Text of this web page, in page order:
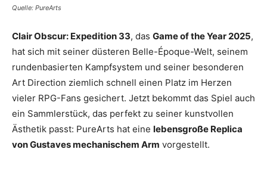
Quelle: PureArts
Clair Obscur: Expedition 33, das Game of the Year 2025,
hat sich mit seiner düsteren Belle-Époque-Welt, seinem
rundenbasierten Kampfsystem und seiner besonderen
Art Direction ziemlich schnell einen Platz im Herzen
vieler RPG-Fans gesichert. Jetzt bekommt das Spiel auch
ein Sammlerstück, das perfekt zu seiner kunstvollen
Ästhetik passt: PureArts hat eine lebensgroße Replica
von Gustaves mechanischem Arm vorgestellt.